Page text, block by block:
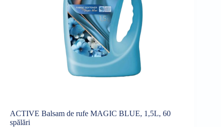
ACTIVE Balsam de rufe MAGIC BLUE, 1,5L, 60
spălări